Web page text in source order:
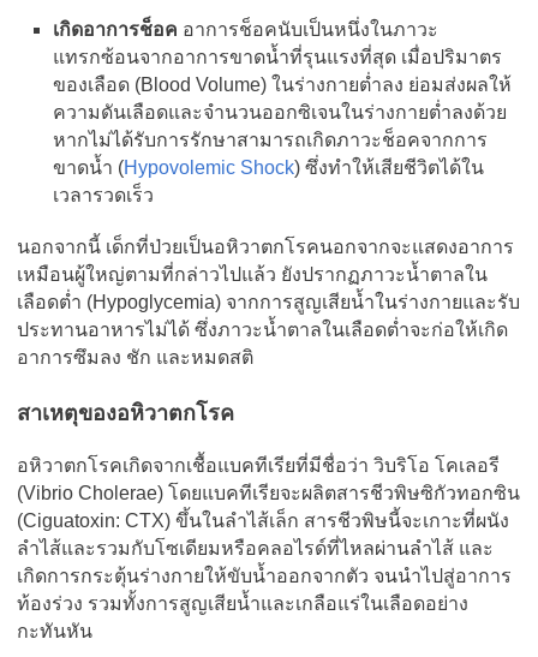
เกิดอาการช็อค อาการช็อคนับเป็นหนึ่งในภาวะ
แทรกซ้อนจากอาการขาดน้ำที่รุนแรงที่สุด เมื่อปริมาตร
ของเลือด (Blood Volume) ในร่างกายต่ำลง ย่อมส่งผลให้
ความดันเลือดและจำนวนออกซิเจนในร่างกายต่ำลงด้วย
หากไม่ได้รับการรักษาสามารถเกิดภาวะช็อคจากการ
ขาดน้ำ (Hypovolemic Shock) ซึ่งทำให้เสียชีวิตได้ใน
เวลารวดเร็ว
นอกจากนี้ เด็กที่ป่วยเป็นอหิวาตกโรคนอกจากจะแสดงอาการ
เหมือนผู้ใหญ่ตามที่กล่าวไปแล้ว ยังปรากฏภาวะน้ำตาลใน
เลือดต่ำ (Hypoglycemia) จากการสูญเสียน้ำในร่างกายและรับ
ประทานอาหารไม่ได้ ซึ่งภาวะน้ำตาลในเลือดต่ำจะก่อให้เกิด
อาการซึมลง ชัก และหมดสติ
สาเหตุของอหิวาตกโรค
อหิวาตกโรคเกิดจากเชื้อแบคทีเรียที่มีชื่อว่า วิบริโอ โคเลอรี
(Vibrio Cholerae) โดยแบคทีเรียจะผลิตสารชีวพิษซิกัวทอกซิน
(Ciguatoxin: CTX) ขึ้นในลำไส้เล็ก สารชีวพิษนี้จะเกาะที่ผนัง
ลำไส้และรวมกับโซเดียมหรือคลอไรด์ที่ไหลผ่านลำไส้ และ
เกิดการกระตุ้นร่างกายให้ขับน้ำออกจากตัว จนนำไปสู่อาการ
ท้องร่วง รวมทั้งการสูญเสียน้ำและเกลือแร่ในเลือดอย่าง
กะทันหัน